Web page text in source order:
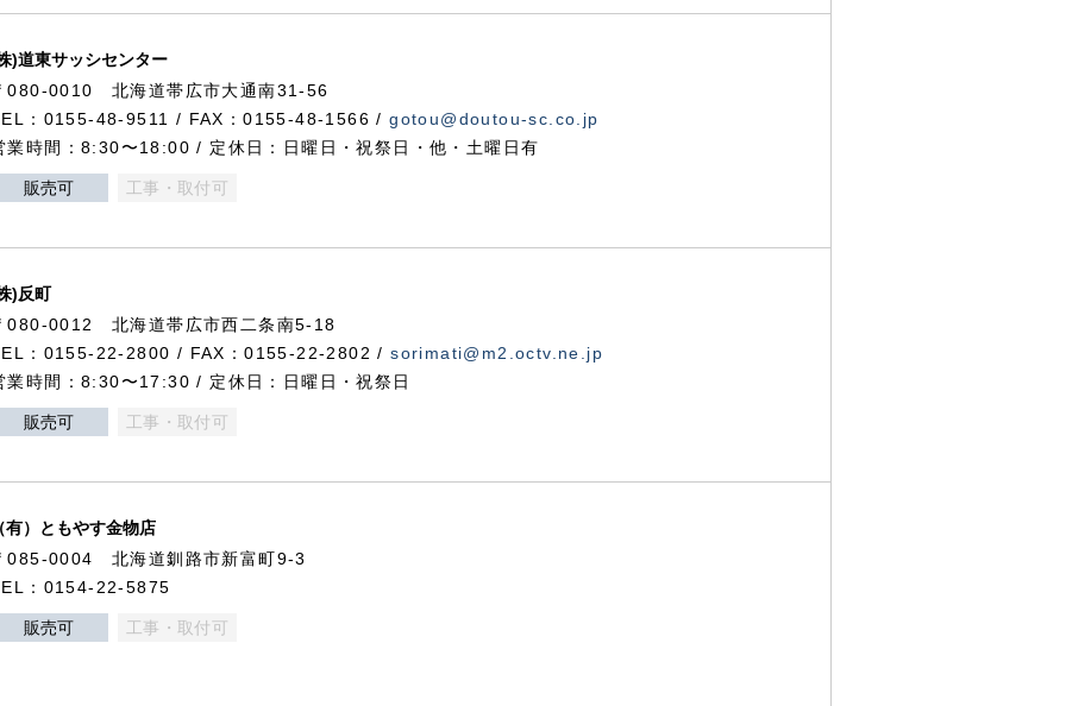
)道東サッシセンター
080-0010 北海道帯広市大通南31-56
：0155-48-9511 / FAX：0155-48-1566 /gotou@doutou-sc.co.jp
業時間：8:30〜18:00 / 定休日：日曜日・祝祭日・他・土曜日有
販売可 工事・取付可
)反町
080-0012 北海道帯広市西二条南5-18
：0155-22-2800 / FAX：0155-22-2802 /sorimati@m2.octv.ne.jp
業時間：8:30〜17:30 / 定休日：日曜日・祝祭日
販売可 工事・取付可
有）ともやす金物店
085-0004 北海道釧路市新富町9-3
：0154-22-5875
販売可 工事・取付可